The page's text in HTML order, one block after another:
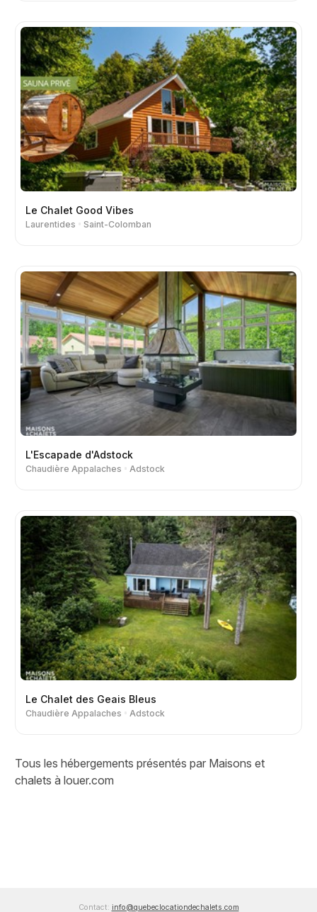
Le Chalet Good Vibes
Laurentides Saint-Colomban
L'Escapade d'Adstock
Chaudière Appalaches Adstock
Le Chalet des Geais Bleus
Chaudière Appalaches Adstock
Tous les hébergements présentés par Maisons et
chalets à louer.com
Contact: info@quebeclocationdechalets.com